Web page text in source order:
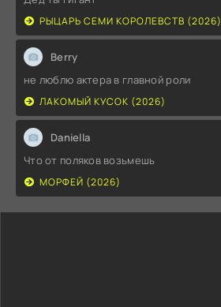
РЫЦАРЬ СЕМИ КОРОЛЕВСТВ (2026)
Berry
не люблю актера в главной роли
ЛАКОМЫЙ КУСОК (2026)
Daniella
Что от поляков возьмешь
МОРФЕЙ (2026)